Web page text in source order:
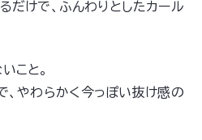
だけで、ふんわりとしたカール
こと。
、やわらかく今っぽい抜け感の